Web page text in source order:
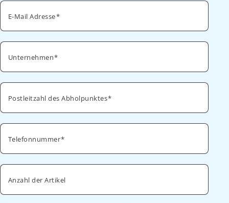
E-Mail Adresse
Unternehmen
Postleitzahl des Abholpunktes
Telefonnummer
Anzahl der Artikel